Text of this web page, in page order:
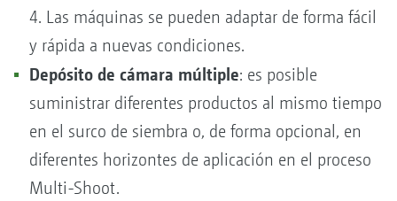
4. Las máquinas se pueden adaptar de forma fácil
y rápida a nuevas condiciones.
Depósito de cámara múltiple: es posible
suministrar diferentes productos al mismo tiempo
en el surco de siembra o, de forma opcional, en
diferentes horizontes de aplicación en el proceso
Multi-Shoot.